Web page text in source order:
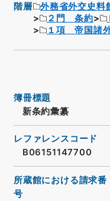
階層 外務省外交史料
２門 条約
１項 帝国諸
簿冊標題
新条約彙纂
レファレンスコード
B06151147700
所蔵館における請求番
号